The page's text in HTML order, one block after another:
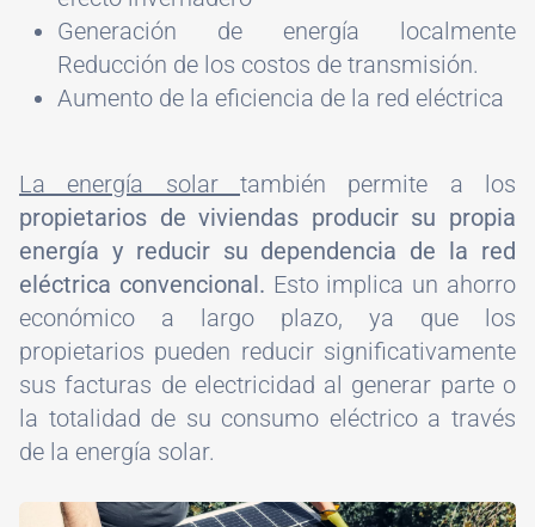
Generación de energía localmente
Reducción de los costos de transmisión.
Aumento de la eficiencia de la red eléctrica
La energía solar también permite a los
propietarios de viviendas producir su propia
energía y reducir su dependencia de la red
eléctrica convencional. Esto implica un ahorro
económico a largo plazo, ya que los
propietarios pueden reducir significativamente
sus facturas de electricidad al generar parte o
la totalidad de su consumo eléctrico a través
de la energía solar.
Image